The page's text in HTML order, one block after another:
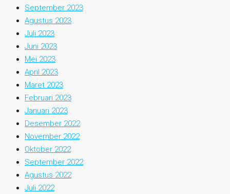
September 2023
Agustus 2023
Juli 2023
Juni 2023
Mei 2023
April 2023
Maret 2023
Februari 2023
Januari 2023
Desember 2022
November 2022
Oktober 2022
September 2022
Agustus 2022
Juli 2022